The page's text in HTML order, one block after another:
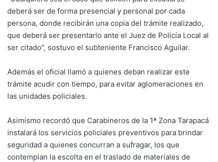
deberá ser de forma presencial y personal por cada
persona, donde recibirán una copia del trámite realizado,
que deberá ser presentarlo ante el Juez de Policía Local al
ser citado”, sostuvo el subteniente Francisco Aguilar.
Además el oficial llamó a quienes deban realizar este
trámite acudir con tiempo, para evitar aglomeraciones en
las unidades policiales.
Asimismo recordó que Carabineros de la 1ª Zona Tarapacá
instalará los servicios policiales preventivos para brindar
seguridad a quienes concurran a sufragar, los que
contemplan la escolta en el traslado de materiales de